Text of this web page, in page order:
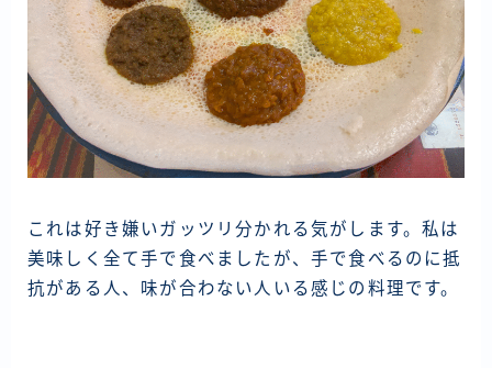
これは好き嫌いガッツリ分かれる気がします。私は
美味しく全て手で食べましたが、手で食べるのに抵
抗がある人、味が合わない人いる感じの料理です。